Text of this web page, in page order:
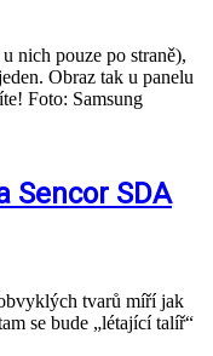
nich pouze po straně),
Obraz tak u panelu
Foto: Samsung
Sencor SDA
tvarů míří jak
se bude „létající talíř“